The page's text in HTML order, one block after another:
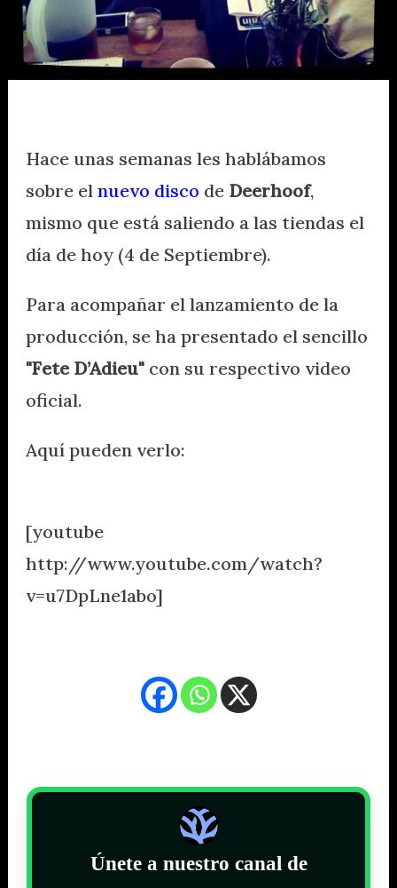
Hace unas semanas les hablábamos
sobre el nuevo disco de Deerhoof,
mismo que está saliendo a las tiendas el
día de hoy (4 de Septiembre).
Para acompañar el lanzamiento de la
producción, se ha presentado el sencillo
"Fete D’Adieu"con su respectivo video
oficial.
Aquí pueden verlo:
[youtube
http://www.youtube.com/watch?
v=u7DpLne1abo]
Únete a nuestro canal de